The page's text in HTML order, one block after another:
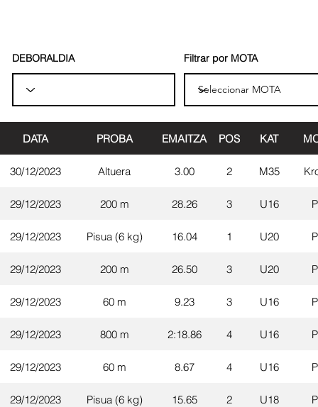
DEBORALDIA Filtrar por MOTA
DATA PROBA EMAITZA POS KAT
30/12/2023 Altuera 3.00 2 M35
29/12/2023 200 m 28.26 3 U16
29/12/2023 Pisua (6 kg) 16.04 1 U20
29/12/2023 200 m 26.50 3 U20
29/12/2023 60 m 9.23 3 U16
29/12/2023 800 m 2:18.86 4 U16
29/12/2023 60 m 8.67 4 U16
29/12/2023 Pisua (6 kg) 15.65 2 U18